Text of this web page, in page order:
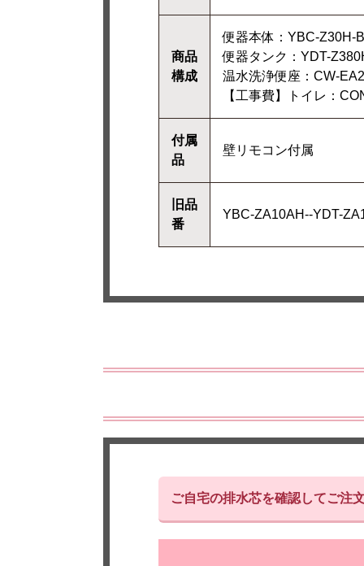
商品
構成
便器本体：YBC-Z30H-
便器タンク：YDT-
温水洗浄便座：CW-
【工事費】トイレ：
付属
品
壁リモコン付属
旧品
番
YBC-ZA10AH--YDT-
ご自宅の排水芯を確認してご注